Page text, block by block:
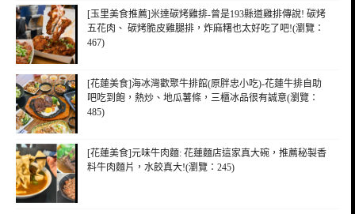
[玉里美食推薦]米達碳烤雞排-曾是193縣道雞排傳說! 碳烤
五花肉、 碳烤脆皮雞腿排，炸麻糬也太好吃了吧!(瀏覽：
467)
[花蓮美食]海冰灣歡聚牛排館(原胖忠小吃)-花蓮牛排自助
吧吃到飽，熱炒、地瓜薯條，三櫃冰品很有誠意(瀏覽：
485)
[花蓮美食]元味牛肉麵: 花蓮麵店這家真大碗，推薦秘製香
料牛肉麵片，水餃真大!(瀏覽：245)